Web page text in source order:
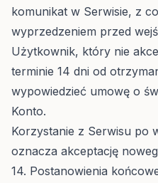
komunikat w Serwisie, z
wyprzedzeniem przed
Użytkownik, który nie
terminie 14 dni od
wypowiedzieć umowę o
Konto.
Korzystanie z Serwisu po
oznacza akceptację
14. Postanowienia